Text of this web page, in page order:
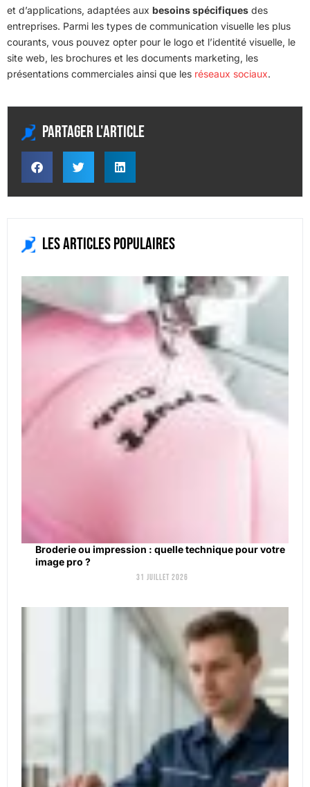
et d’applications, adaptées aux besoins spécifiques des
entreprises. Parmi les types de communication visuelle les plus
courants, vous pouvez opter pour le logo et l’identité visuelle, le
site web, les brochures et les documents marketing, les
présentations commerciales ainsi que les réseaux sociaux.
Partager l'article
Les articles populaires
Broderie ou impression : quelle technique pour votre
image pro ?
31 juillet 2026